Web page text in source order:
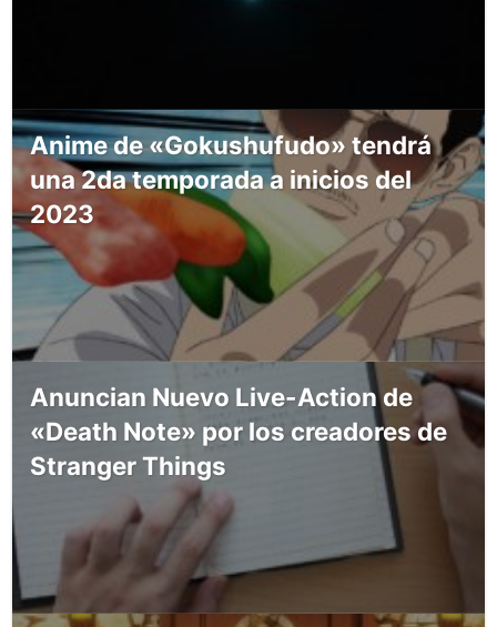
Anime de «Gokushufudo» tendrá
una 2da temporada a inicios del
2023
Anuncian Nuevo Live-Action de
«Death Note» por los creadores de
Stranger Things